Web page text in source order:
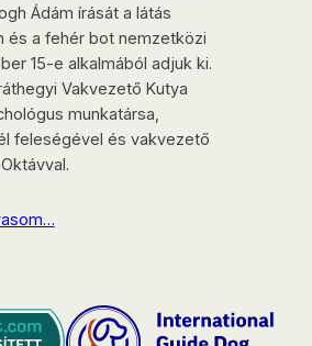
Ádám írását a látás
és a fehér bot nemzetközi
15-e alkalmából adjuk ki.
Vakvezető Kutya
munkatársa,
feleségével és vakvezető